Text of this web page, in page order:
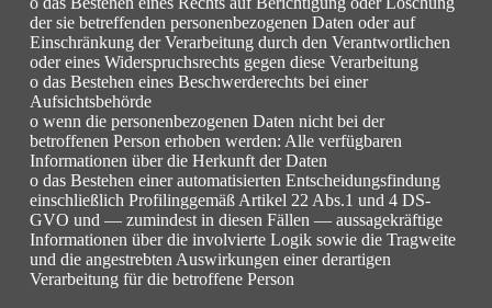
der sie betreffenden personenbezogenen Daten oder auf
Einschränkung der Verarbeitung durch den Verantwortlichen
oder eines Widerspruchsrechts gegen diese Verarbeitung
o das Bestehen eines Beschwerderechts bei einer
Aufsichtsbehörde
o wenn die personenbezogenen Daten nicht bei der
betroffenen Person erhoben werden: Alle verfügbaren
Informationen über die Herkunft der Daten
o das Bestehen einer automatisierten Entscheidungsfindung
einschließlich Profilinggemäß Artikel 22 Abs.1 und 4 DS-
GVO und — zumindest in diesen Fällen — aussagekräftige
Informationen über die involvierte Logik sowie die Tragweite
und die angestrebten Auswirkungen einer derartigen
Verarbeitung für die betroffene Person